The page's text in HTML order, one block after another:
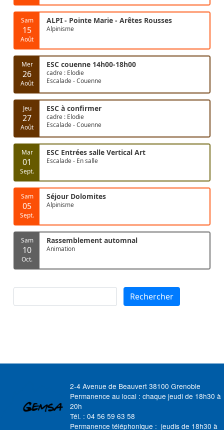
Sam
15
Août
ALPI - Pointe Marie - Arêtes Rousses
Alpinisme
Mer
26
Août
ESC couenne 14h00-18h00
cadre : Elodie
Escalade - Couenne
Jeu
27
Août
ESC à confirmer
cadre : Elodie
Escalade - Couenne
Mar
01
Sept.
ESC Entrées salle Vertical Art
Escalade - En salle
Sam
05
Sept.
Séjour Dolomites
Alpinisme
Sam
10
Oct.
Rassemblement automnal
Animation
Rechercher Rechercher
2-4 Avenue de Beauvert 38100 Grenoble
Permanence au local : chaque jeudi de 18h30 à
20h
Tél. : 04 56 59 63 58
Permanence téléphonique : jeudis de 18h30 à